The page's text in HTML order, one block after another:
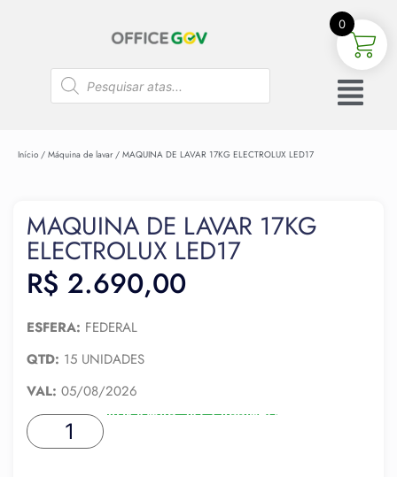
Início / Máquina de lavar/ MAQUINA DE LAVAR 17KG ELECTROLUX LED17
MAQUINA DE LAVAR 17KG
ELECTROLUX LED17
R$ 2.690,00
ESFERA: FEDERAL
QTD: 15 UNIDADES
VAL: 05/08/2026
ADICIONAR AO CARRINHO
0